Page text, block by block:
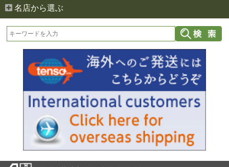
名店から選ぶ